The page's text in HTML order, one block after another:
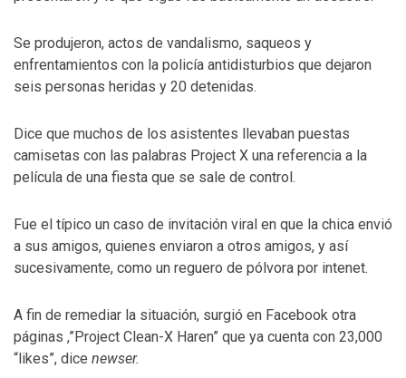
Se produjeron, actos de vandalismo, saqueos y
enfrentamientos con la policía antidisturbios que dejaron
seis personas heridas y 20 detenidas.
Dice que muchos de los asistentes llevaban puestas
camisetas con las palabras Project X una referencia a la
película de una fiesta que se sale de control.
Fue el típico un caso de invitación viral en que la chica envió
a sus amigos, quienes enviaron a otros amigos, y así
sucesivamente, como un reguero de pólvora por intenet.
A fin de remediar la situación, surgió en Facebook otra
páginas ,”Project Clean-X Haren” que ya cuenta con 23,000
“likes”, dice newser.